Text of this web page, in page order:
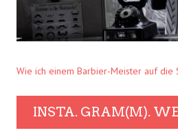
Wie ich einem Barbier-Meister auf die
INSTA. GRAM(M).